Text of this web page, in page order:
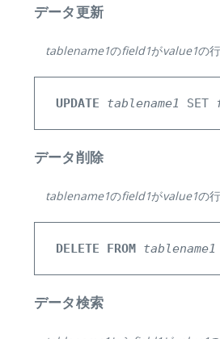
データ更新
tablename1のfield1がvalue1の
UPDATE tablename1 SET
データ削除
tablename1のfield1がvalue1の
DELETE FROM tablename1
データ検索